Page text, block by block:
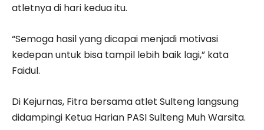
atletnya di hari kedua itu.
“Semoga hasil yang dicapai menjadi motivasi
kedepan untuk bisa tampil lebih baik lagi,” kata
Faidul.
Di Kejurnas, Fitra bersama atlet Sulteng langsung
didampingi Ketua Harian PASI Sulteng Muh Warsita.